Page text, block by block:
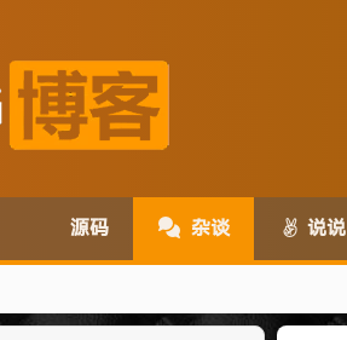
源码 杂谈 说说